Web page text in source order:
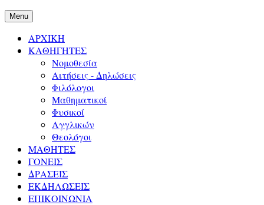
Menu
ΑΡΧΙΚΗ
ΚΑΘΗΓΗΤΕΣ
Νομοθεσία
Αιτήσεις - Δηλώσεις
Φιλόλογοι
Μαθηματικοί
Φυσικοί
Αγγλικών
Θεολόγοι
ΜΑΘΗΤΕΣ
ΓΟΝΕΙΣ
ΔΡΑΣΕΙΣ
ΕΚΔΗΛΩΣΕΙΣ
ΕΠΙΚΟΙΝΩΝΙΑ